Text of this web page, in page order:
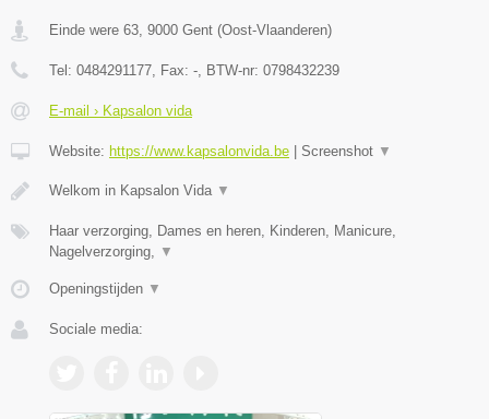
Einde were 63 9000 Gent (Oost-Vlaanderen)
Tel: 0484291177 , Fax: - , BTW-nr: 0798432239
E-mail › Kapsalon vida
Website: https://www.kapsalonvida.be | Screenshot ▼
Welkom in Kapsalon Vida ▼
Haar verzorging, Dames en heren, Kinderen, Manicure,
Nagelverzorging,
▼
Openingstijden ▼
Sociale media: